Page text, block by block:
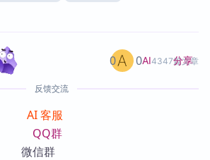
AI4347篇文章
0 0 分享
反馈交流
AI 客服
QQ群
微信群